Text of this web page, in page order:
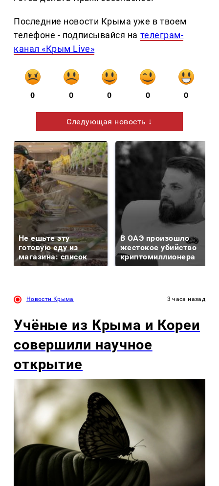
Последние новости Крыма уже в твоем
телефоне - подписывайся на телеграм-
канал «Крым Live»
0 0 0 0 0
Следующая новость ↓
Не ешьте эту
готовую еду из
магазина: список
В ОАЭ произошло
жестокое убийство
криптомиллионера
Новости Крыма 3 часа назад
Учёные из Крыма и Кореи
совершили научное
открытие